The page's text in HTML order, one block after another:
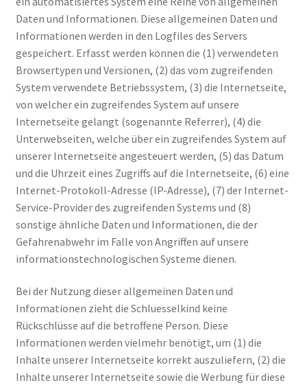
Daten und Informationen. Diese allgemeinen Daten und
Informationen werden in den Logfiles des Servers
gespeichert. Erfasst werden können die (1) verwendeten
Browsertypen und Versionen, (2) das vom zugreifenden
System verwendete Betriebssystem, (3) die Internetseite,
von welcher ein zugreifendes System auf unsere
Internetseite gelangt (sogenannte Referrer), (4) die
Unterwebseiten, welche über ein zugreifendes System auf
unserer Internetseite angesteuert werden, (5) das Datum
und die Uhrzeit eines Zugriffs auf die Internetseite, (6) eine
Internet-Protokoll-Adresse (IP-Adresse), (7) der Internet-
Service-Provider des zugreifenden Systems und (8)
sonstige ähnliche Daten und Informationen, die der
Gefahrenabwehr im Falle von Angriffen auf unsere
informationstechnologischen Systeme dienen.
Bei der Nutzung dieser allgemeinen Daten und
Informationen zieht die Schluesselkind keine
Rückschlüsse auf die betroffene Person. Diese
Informationen werden vielmehr benötigt, um (1) die
Inhalte unserer Internetseite korrekt auszuliefern, (2) die
Inhalte unserer Internetseite sowie die Werbung für diese